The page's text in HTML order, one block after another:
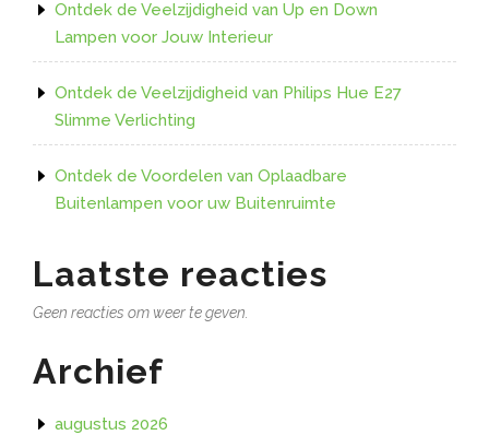
Ontdek de Veelzijdigheid van Up en Down
Lampen voor Jouw Interieur
Ontdek de Veelzijdigheid van Philips Hue E27
Slimme Verlichting
Ontdek de Voordelen van Oplaadbare
Buitenlampen voor uw Buitenruimte
Laatste reacties
Geen reacties om weer te geven.
Archief
augustus 2026